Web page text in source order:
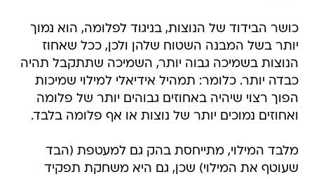
כושר הבידוד של הנוצות, בניגוד לפלומה, הוא נמוך
יותר בשל המבנה השטוח שלהן ולכן, ככל שאחוז
הנוצות בשמיכה גבוה יותר, השמיכה שתתקבל תהיה
כבדה יותר. כלומר: תמהיל אידיאלי למילוי שמיכות
הפוך רצוי שיהיה באחוזים גבוהים יותר של פלומה
ואחוזים נמוכים יותר של נוצות או אף פלומה בלבד.
מלבד המילוי, מתייחסת בהק גם למעטפת (הבד
שעוטף את המילוי) שכן, גם היא משחקת תפקיד